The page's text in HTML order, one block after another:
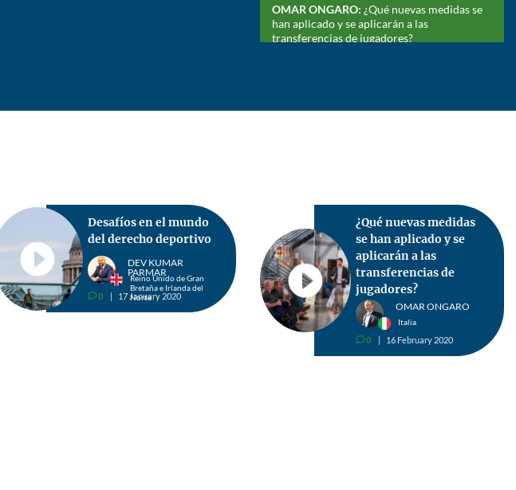
OMAR ONGARO: ¿Qué nuevas medidas se
han aplicado y se aplicarán a las
transferencias de jugadores?
Desafíos en el mundo
del derecho deportivo
DEV KUMAR
PARMAR
Reino Unido de Gran
Bretaña e Irlanda del
Norte
v0 17 January 2020
¿Qué nuevas medidas
se han aplicado y se
aplicarán a las
transferencias de
jugadores?
OMAR ONGARO
Italia
v0 16 February 2020